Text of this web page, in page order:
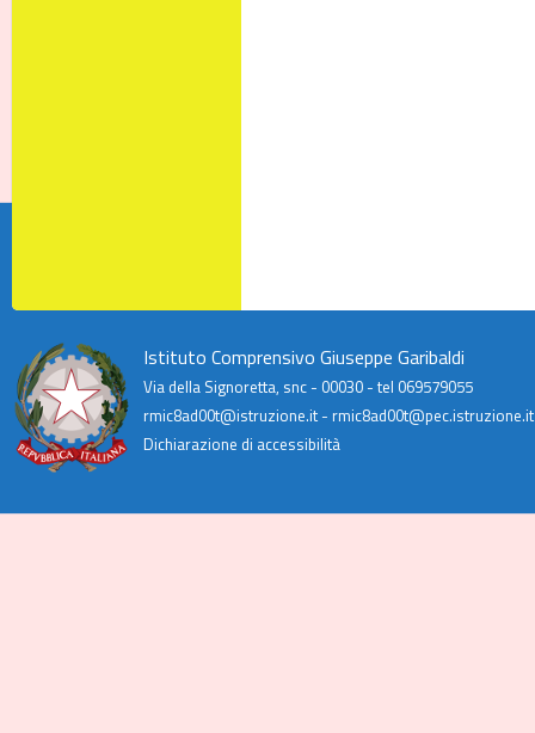
Istituto Comprensivo Giuseppe Garibaldi
Via della Signoretta, snc - 00030 - tel 069579055
rmic8ad00t@istruzione.it - rmic8ad00t@pec.istruzione.it
Dichiarazione di accessibilità